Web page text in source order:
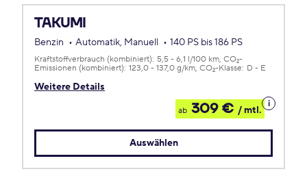
TAKUMI
Benzin Automatik, Manuell 140 PS bis 186 PS
Weitere Details
Kraftstoffverbrauch (kombiniert): 5,5 - 6,1 l/100 km CO2-
Emissionen (kombiniert): 123,0 - 137,0 g/km CO2-Klasse: D - E
ab 309 € / mtl.
Details
zum
Auswählen